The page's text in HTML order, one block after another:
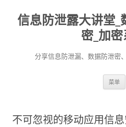
信息防泄露大讲堂_
密_加
分享信息防泄漏、数据防泄密
菜单
不可忽视的移动应用信息